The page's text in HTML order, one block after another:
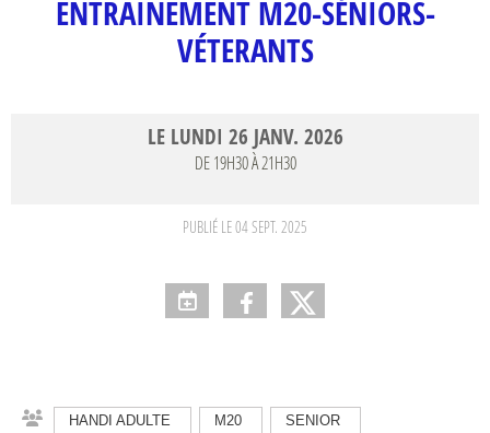
ENTRAINEMENT M20-SÉNIORS-
VÉTERANTS
LE LUNDI 26 JANV. 2026
DE 19H30 À 21H30
PUBLIÉ LE04 SEPT. 2025
HANDI ADULTE M20
SENIOR